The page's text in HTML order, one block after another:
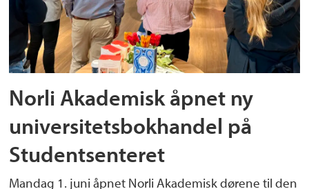
Norli Akademisk åpnet ny
universitetsbokhandel på
Studentsenteret
Mandag 1. juni åpnet Norli Akademisk dørene til den